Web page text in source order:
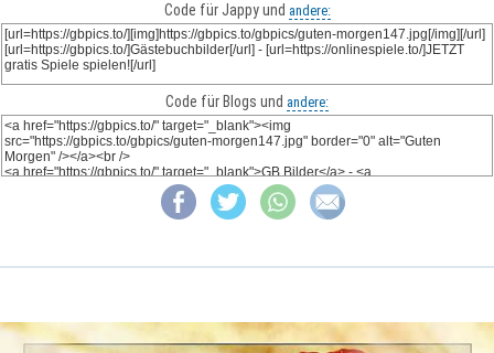
Code für Jappy und andere:
Code für Blogs und andere: